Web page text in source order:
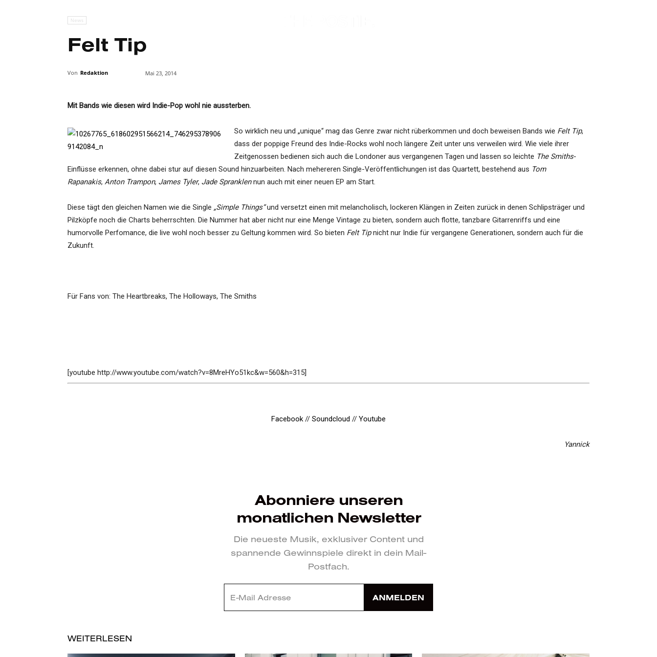
News
Felt Tip
Von Redaktion Mai 23, 2014
Mit Bands wie diesen wird Indie-Pop wohl nie aussterben.
So wirklich neu und „unique“ mag das Genre zwar nicht rüberkommen und doch beweisen Bands wie Felt Tip,
dass der poppige Freund des Indie-Rocks wohl noch längere Zeit unter uns verweilen wird. Wie viele ihrer
Zeitgenossen bedienen sich auch die Londoner aus vergangenen Tagen und lassen so leichte The Smiths-
Einflüsse erkennen, ohne dabei stur auf diesen Sound hinzuarbeiten. Nach mehereren Single-Veröffentlichungen ist das Quartett, bestehend aus Tom
Rapanakis, Anton Trampon, James Tyler, Jade Spranklennun auch mit einer neuen EP am Start.
Diese tägt den gleichen Namen wie die Single „Simple Things“und versetzt einen mit melancholisch, lockeren Klängen in Zeiten zurück in denen Schlipsträger und
Pilzköpfe noch die Charts beherrschten. Die Nummer hat aber nicht nur eine Menge Vintage zu bieten, sondern auch flotte, tanzbare Gitarrenriffs und eine
humorvolle Perfomance, die live wohl noch besser zu Geltung kommen wird. So bieten Felt Tipnicht nur Indie für vergangene Generationen, sondern auch für die
Zukunft.
Für Fans von: The Heartbreaks, The Holloways, The Smiths
[youtube http://www.youtube.com/watch?v=8MreHYo51kc&w=560&h=315]
Facebook // Soundcloud // Youtube
Yannick
Abonniere unseren
monatlichen Newsletter
Die neueste Musik, exklusiver Content und
spannende Gewinnspiele direkt in dein Mail-
Postfach.
ANMELDEN
WEITERLESEN